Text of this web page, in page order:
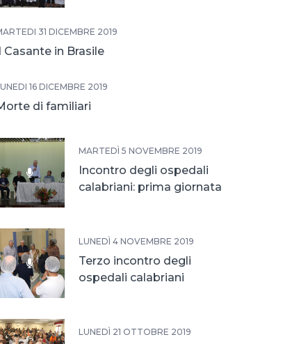
31 DICEMBRE 2019
Il Casante in Brasile
16 DICEMBRE 2019
di familiari
MARTEDÌ 5 NOVEMBRE 2019
Incontro degli ospedali
calabriani: prima giornata
LUNEDÌ 4 NOVEMBRE 2019
Terzo incontro degli
ospedali calabriani
LUNEDÌ 21 OTTOBRE 2019